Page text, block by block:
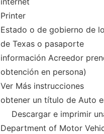
Printer
Estado o de gobierno de
de Texas o pasaporte
información Acreedor
obtención en persona)
Ver Más instrucciones
obtener un título de Auto
Descargar e imprimir
Department of Motor